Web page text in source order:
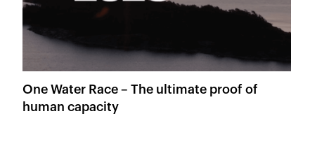
One Water Race – The ultimate proof of
human capacity